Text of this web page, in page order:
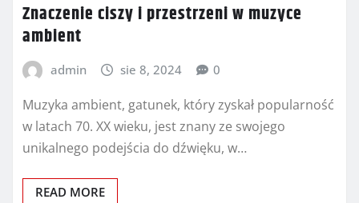
Znaczenie ciszy i przestrzeni w muzyce
ambient
admin sie 8, 2024 0
Muzyka ambient, gatunek, który zyskał popularność
w latach 70. XX wieku, jest znany ze swojego
unikalnego podejścia do dźwięku, w…
READ MORE